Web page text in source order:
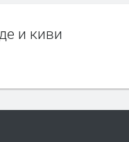
и киви